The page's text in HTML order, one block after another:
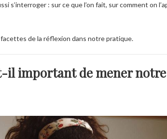
s’interroger : sur ce que l’on fait, sur comment on
de la réflexion dans notre pratique.
il important de mener